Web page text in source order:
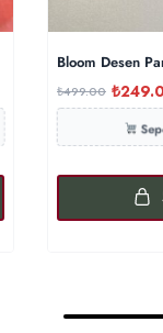
Bloom Desen
₺499.00 ₺